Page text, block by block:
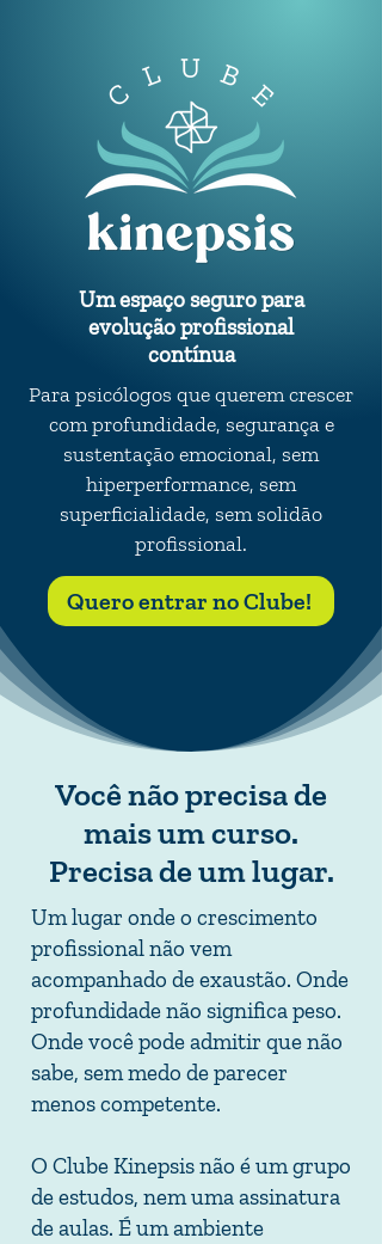
Um espaço seguro para
evolução profissional
contínua
Para psicólogos que querem crescer
com profundidade, segurança e
sustentação emocional, sem
hiperperformance, sem
superficialidade, sem solidão
profissional.
Quero entrar no Clube!
Você não precisa de
mais um curso.
Precisa de um lugar.
Um lugar onde o crescimento
profissional não vem
acompanhado de exaustão. Onde
profundidade não significa peso.
Onde você pode admitir que não
sabe, sem medo de parecer
menos competente.
O Clube Kinepsis não é um grupo
de estudos, nem uma assinatura
de aulas. É um ambiente